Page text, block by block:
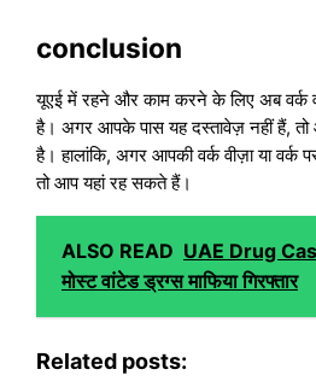
conclusion
यूएई में रहने और काम करने के लिए अब वर्क
है। अगर आपके पास यह दस्तावेज़ नहीं हैं,
है। हालांकि, अगर आपकी वर्क वीज़ा या वर्क
तो आप यहां रह सकते हैं।
ALSO READ UAE Drug
मोस्ट वांटेड ड्रग्स माफिया गिरफ्तार
Related posts: